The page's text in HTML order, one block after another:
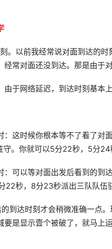
。以前我经常说对面到达的
常对面还没到达。那是由于
于网络延迟，到达时刻基本
这时候你根本等不了看了对
。你就可以5分22秒，5分24
可以等对面出发后看到的到
秒，8分23秒派出三队队伍
到达时刻才会稍微准确一点
是显示壹个被破了，就马上